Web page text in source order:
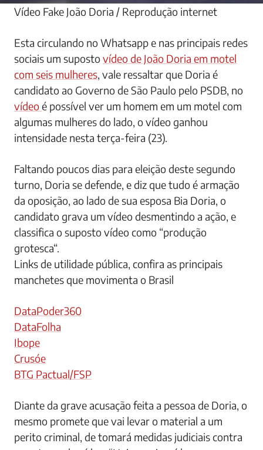
Vídeo Fake João Doria / Reprodução internet
Esta circulando no Whatsapp e nas principais redes
sociais um supostovídeo de João Doria em motel
com seis mulheres, vale ressaltar que Doria é
candidato ao Governo de São Paulo pelo PSDB, no
vídeoé possível ver um homem em um motel com
algumas mulheres do lado, o vídeo ganhou
intensidade nesta terça-feira (23).
Faltando poucos dias para eleição deste segundo
turno, Doria se defende, e diz que tudo é armação
da oposição, ao lado de sua esposa Bia Doria, o
candidato grava um vídeo desmentindo a ação, e
classifica o suposto vídeo como “produção
grotesca“.
Links de utilidade pública, confira as principais
manchetes que movimenta o Brasil
DataPoder360
DataFolha
Ibope
Crusóe
BTG Pactual/FSP
Diante da grave acusação feita a pessoa de Doria, o
mesmo promete que vai levar o material a um
perito criminal, de tomará medidas judiciais contra